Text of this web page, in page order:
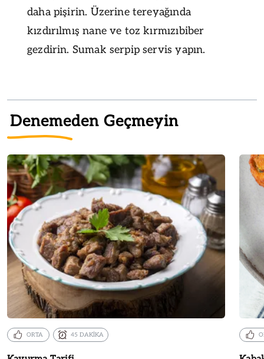
daha pişirin. Üzerine tereyağında
kızdırılmış nane ve toz kırmızıbiber
gezdirin. Sumak serpip servis yapın.
Denemeden Geçmeyin
ORTA 45 DAKİKA